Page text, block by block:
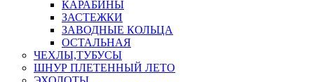
КАРАБИНЫ
ЗАСТЕЖКИ
ЗАВОДНЫЕ КОЛЬЦА
ОСТАЛЬНАЯ
ЧЕХЛЫ,ТУБУСЫ
ШНУР ПЛЕТЕННЫЙ ЛЕТО